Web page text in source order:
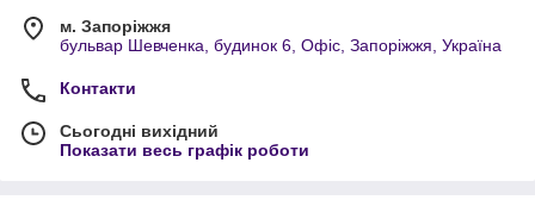
м. Запоріжжя
бульвар Шевченка, будинок 6, Офіс, Запоріжжя, Україна
Контакти
Сьогодні вихідний
Показати весь графік роботи